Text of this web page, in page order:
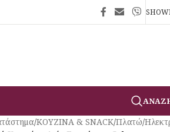
/ΚΟΥΖΙΝΑ & SNACK/Πλατώ/